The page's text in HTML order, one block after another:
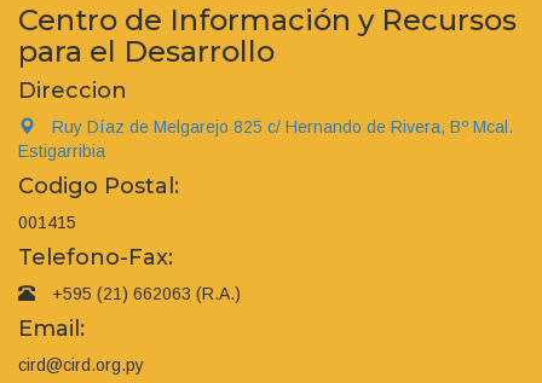
Centro de Información y Recursos
para el Desarrollo
Direccion
Ruy Díaz de Melgarejo 825 c/ Hernando de Rivera, Bº Mcal.
Estigarribia
Codigo Postal:
001415
Telefono-Fax:
+595 (21) 662063 (R.A.)
Email:
cird@cird.org.py